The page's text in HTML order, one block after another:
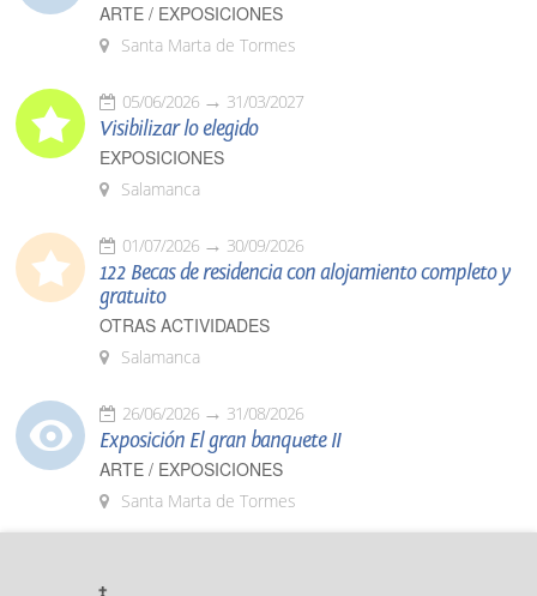
ARTE / EXPOSICIONES
Santa Marta de Tormes
05/06/2026 31/03/2027
Visibilizar lo elegido
EXPOSICIONES
Salamanca
01/07/2026 30/09/2026
122 Becas de residencia con alojamiento completo y
gratuito
OTRAS ACTIVIDADES
Salamanca
26/06/2026 31/08/2026
Exposición El gran banquete II
ARTE / EXPOSICIONES
Santa Marta de Tormes